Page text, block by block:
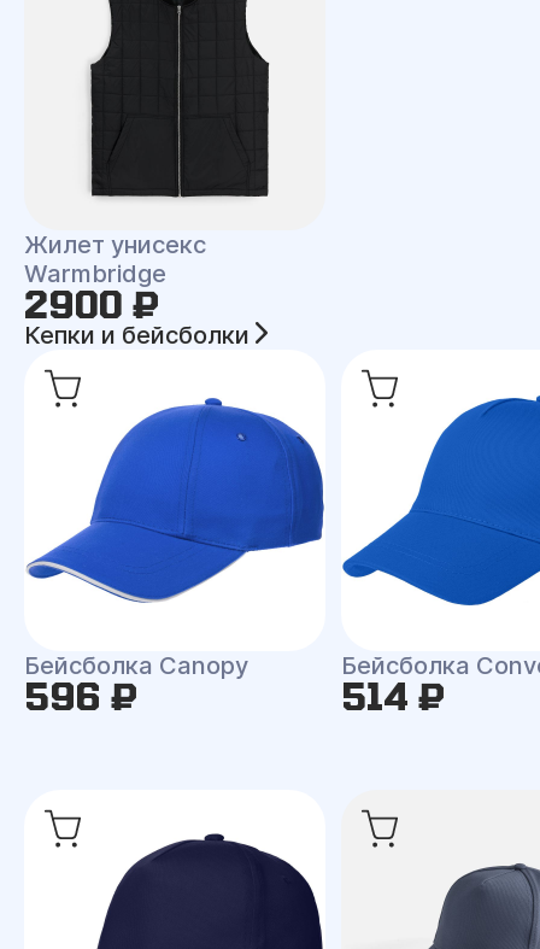
Жилет унисекс
Warmbridge
2900 ₽
Кепки и бейсболки
Бейсболка Canopy
596 ₽
Бейсболка
514 ₽